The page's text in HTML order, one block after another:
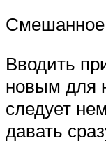
Смешанное
Вводить
новым для
следует
давать